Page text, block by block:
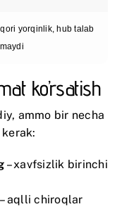
yorqinlik, hub talab
ko’rsatish
ammo bir necha
– xavfsizlik birinchi
– aqlli chiroqlar